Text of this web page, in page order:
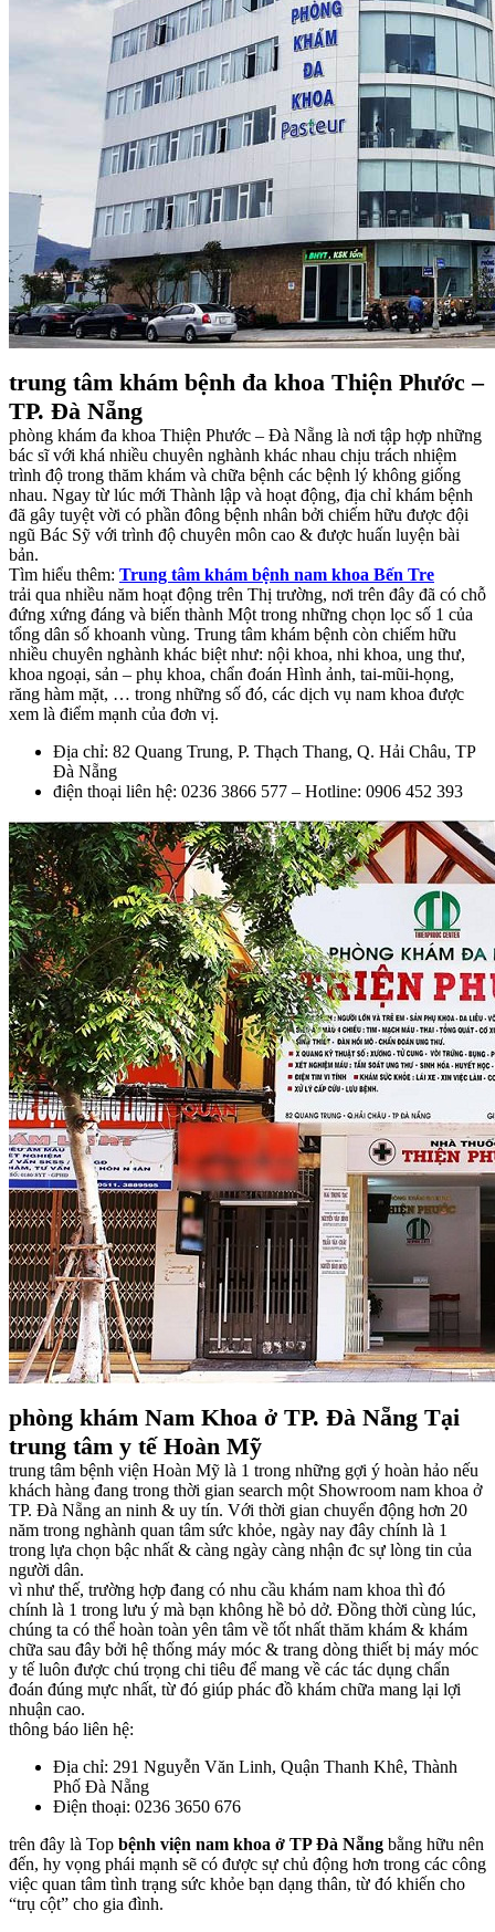
trung tâm khám bệnh đa khoa Thiện Phước –
TP. Đà Nẵng
phòng khám đa khoa Thiện Phước – Đà Nẵng là nơi tập hợp những
bác sĩ với khá nhiều chuyên nghành khác nhau chịu trách nhiệm
trình độ trong thăm khám và chữa bệnh các bệnh lý không giống
nhau. Ngay từ lúc mới Thành lập và hoạt động, địa chỉ khám bệnh
đã gây tuyệt vời có phần đông bệnh nhân bởi chiếm hữu được đội
ngũ Bác Sỹ với trình độ chuyên môn cao & được huấn luyện bài
bản.
Tìm hiểu thêm: Trung tâm khám bệnh nam khoa Bến Tre
trải qua nhiều năm hoạt động trên Thị trường, nơi trên đây đã có chỗ
đứng xứng đáng và biến thành Một trong những chọn lọc số 1 của
tổng dân số khoanh vùng. Trung tâm khám bệnh còn chiếm hữu
nhiều chuyên nghành khác biệt như: nội khoa, nhi khoa, ung thư,
khoa ngoại, sản – phụ khoa, chẩn đoán Hình ảnh, tai-mũi-họng,
răng hàm mặt, … trong những số đó, các dịch vụ nam khoa được
xem là điểm mạnh của đơn vị.
Địa chỉ: 82 Quang Trung, P. Thạch Thang, Q. Hải Châu, TP
Đà Nẵng
điện thoại liên hệ: 0236 3866 577 – Hotline: 0906 452 393
phòng khám Nam Khoa ở TP. Đà Nẵng Tại
trung tâm y tế Hoàn Mỹ
trung tâm bệnh viện Hoàn Mỹ là 1 trong những gợi ý hoàn hảo nếu
khách hàng đang trong thời gian search một Showroom nam khoa ở
TP. Đà Nẵng an ninh & uy tín. Với thời gian chuyển động hơn 20
năm trong nghành quan tâm sức khỏe, ngày nay đây chính là 1
trong lựa chọn bậc nhất & càng ngày càng nhận đc sự lòng tin của
người dân.
vì như thế, trường hợp đang có nhu cầu khám nam khoa thì đó
chính là 1 trong lưu ý mà bạn không hề bỏ dở. Đồng thời cùng lúc,
chúng ta có thể hoàn toàn yên tâm về tốt nhất thăm khám & khám
chữa sau đây bởi hệ thống máy móc & trang dòng thiết bị máy móc
y tế luôn được chú trọng chi tiêu để mang về các tác dụng chẩn
đoán đúng mực nhất, từ đó giúp phác đồ khám chữa mang lại lợi
nhuận cao.
thông báo liên hệ:
Địa chỉ: 291 Nguyễn Văn Linh, Quận Thanh Khê, Thành
Phố Đà Nẵng
Điện thoại: 0236 3650 676
trên đây là Top bệnh viện nam khoa ở TP Đà Nẵng bằng hữu nên
đến, hy vọng phái mạnh sẽ có được sự chủ động hơn trong các công
việc quan tâm tình trạng sức khỏe bạn dạng thân, từ đó khiến cho
“trụ cột” cho gia đình.